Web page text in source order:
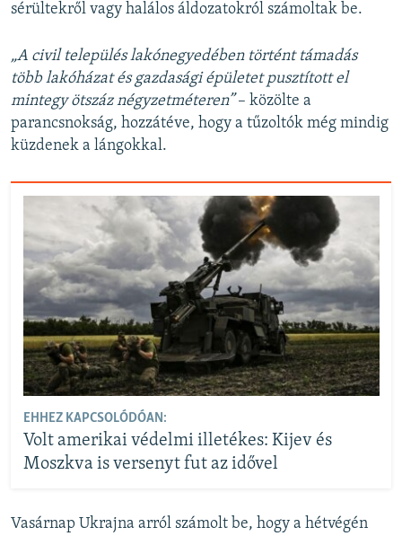
sérültekről vagy halálos áldozatokról számoltak be.
„A civil település lakónegyedében történt támadás
több lakóházat és gazdasági épületet pusztított el
mintegy ötszáz négyzetméteren”– közölte a
parancsnokság, hozzátéve, hogy a tűzoltók még mindig
küzdenek a lángokkal.
EHHEZ KAPCSOLÓDÓAN:
Volt amerikai védelmi illetékes: Kijev és
Moszkva is versenyt fut az idővel
Vasárnap Ukrajna arról számolt be, hogy a hétvégén